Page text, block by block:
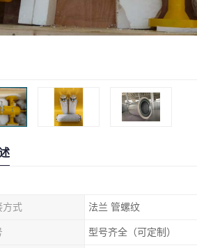
方式 法兰 管螺纹
型号齐全（可定制）